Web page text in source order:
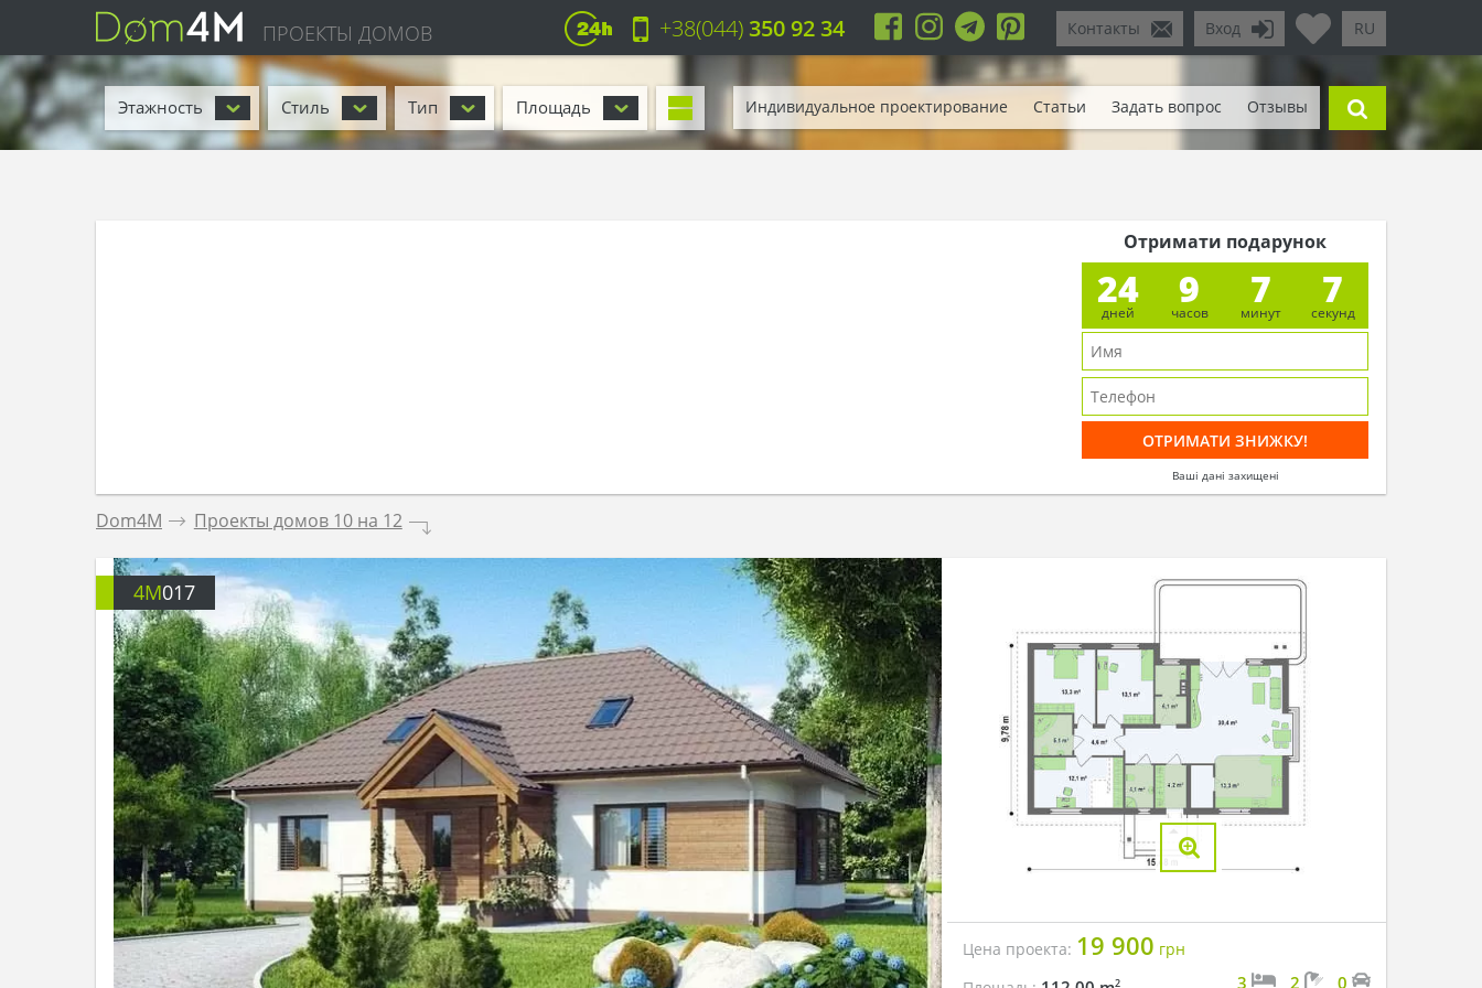
ПРОЕКТЫ ДОМОВ RU
Вход
Контакты
+38(044)350 92 34
Этажность Стиль Тип Площадь Индивидуальное проектирование Статьи Задать вопрос Отзывы
Отримати подарунок
24
дней
9
часов
7
минут
4
секунд
Ваші дані захищені
Dom4M . Проекты домов 10 на 12 .
4M017
Цена проекта: 19 900 грн
2 3 2 0